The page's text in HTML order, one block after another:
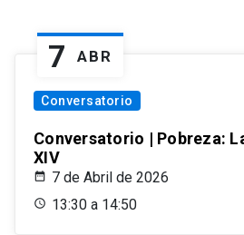
7 ABR
Conversatorio
Conversatorio | Pobreza:
XIV
7 de Abril de 2026
13:30 a 14:50